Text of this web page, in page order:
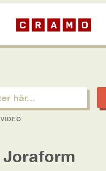
VIDEO
Joraform